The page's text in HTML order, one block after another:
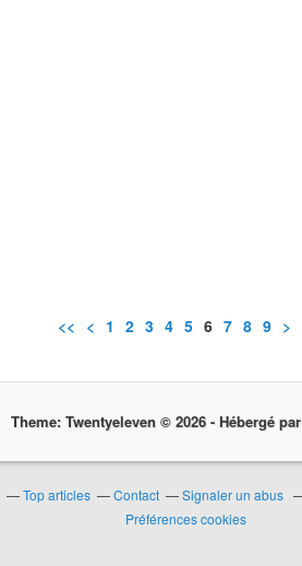
<< < 1 2 3 4 5 6 7 8 9 >
Theme: Twentyeleven © 2026 - Hébergé par
Top articles Contact Signaler un abus
Préférences cookies